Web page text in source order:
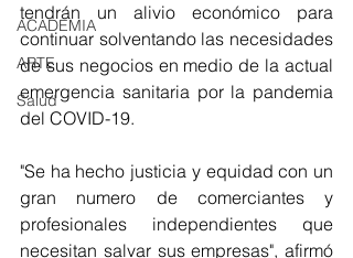
ACADEMIA
ARTE
Salud
tendrán un alivio económico para
continuar solventando las necesidades
de sus negocios en medio de la actual
emergencia sanitaria por la pandemia
del COVID-19.
"Se ha hecho justicia y equidad con un
gran numero de comerciantes y
profesionales independientes que
necesitan salvar sus empresas", afirmó